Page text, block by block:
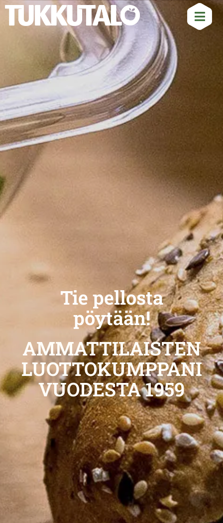
Tie pellosta
pöytään!
AMMATTILAISTEN
LUOTTOKUMPPANI
VUODESTA 1959